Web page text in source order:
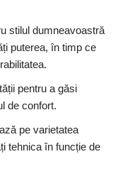
stilul dumneavoastră
puterea, în timp ce
pentru a găsi
de confort.
pe varietatea
tehnica în funcție de